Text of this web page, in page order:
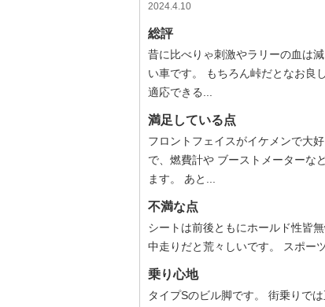
2024.4.10
総評
昔に比べりゃ刺激やラリーの血は
い車です。 もちろん峠だとなお良
適応できる...
満足している点
フロントフェイスがイケメンで大
で、燃費計や ブーストメーターな
ます。 あと...
不満な点
シートは前後ともにホールド性皆
中走りだと荒々しいです。 スポー
乗り心地
タイプSのビル脚です。 街乗りで